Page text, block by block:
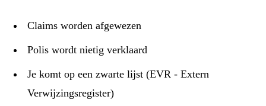
Claims worden afgewezen
Polis wordt nietig verklaard
Je komt op een zwarte lijst (EVR - Extern
Verwijzingsregister)